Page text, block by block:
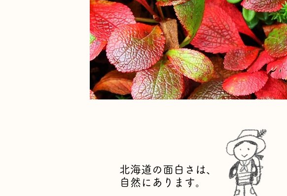
北海道の面白さは、
​自然にあります。